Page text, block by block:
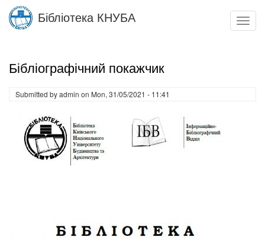
Skip
main
Бібліотека КНУБА
Бібліографічний покажчик
Submitted byadmin on Mon, 31/05/2021 - 11:41